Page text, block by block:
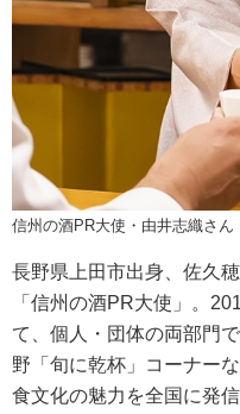
信州の酒PR大使・由井志織さん
長野県上田市出身、佐久
「信州の酒PR大使」。
て、個人・団体の両部門
野「旬に乾杯」コーナー
食文化の魅力を全国に発信